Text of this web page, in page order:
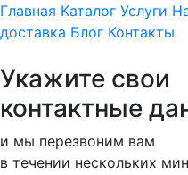
Главная Каталог Услуги
доставка Блог Контакты
Укажите свои
контактные
и мы перезвоним вам
в течении нескольких